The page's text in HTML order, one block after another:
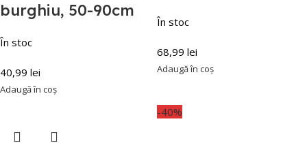
burghiu, 50-90cm
În stoc
40,99 lei
Adaugă în coș
În stoc
68,99 lei
Adaugă în coș
-40%